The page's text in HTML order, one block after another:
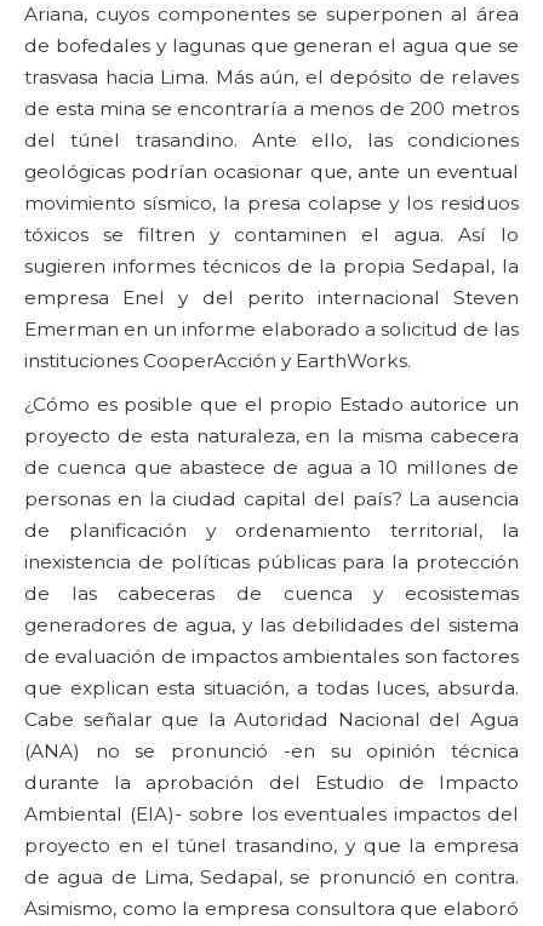
Ariana, cuyos componentes se superponen al área
de bofedales y lagunas que generan el agua que se
trasvasa hacia Lima. Más aún, el depósito de relaves
de esta mina se encontraría a menos de 200 metros
del túnel trasandino. Ante ello, las condiciones
geológicas podrían ocasionar que, ante un eventual
movimiento sísmico, la presa colapse y los residuos
tóxicos se filtren y contaminen el agua. Así lo
sugieren informes técnicos de la propia Sedapal, la
empresa Enel y del perito internacional Steven
Emerman en un informe elaborado a solicitud de las
instituciones CooperAcción y EarthWorks.
¿Cómo es posible que el propio Estado autorice un
proyecto de esta naturaleza, en la misma cabecera
de cuenca que abastece de agua a 10 millones de
personas en la ciudad capital del país? La ausencia
de planificación y ordenamiento territorial, la
inexistencia de políticas públicas para la protección
de las cabeceras de cuenca y ecosistemas
generadores de agua, y las debilidades del sistema
de evaluación de impactos ambientales son factores
que explican esta situación, a todas luces, absurda.
Cabe señalar que la Autoridad Nacional del Agua
(ANA) no se pronunció -en su opinión técnica
durante la aprobación del Estudio de Impacto
Ambiental (EIA)- sobre los eventuales impactos del
proyecto en el túnel trasandino, y que la empresa
de agua de Lima, Sedapal, se pronunció en contra.
Asimismo, como la empresa consultora que elaboró